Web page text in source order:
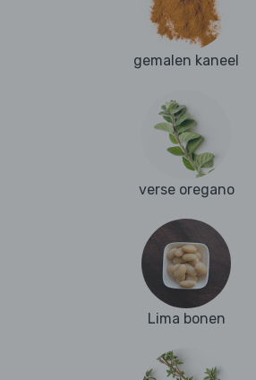
gemalen kaneel
verse oregano
Lima bonen